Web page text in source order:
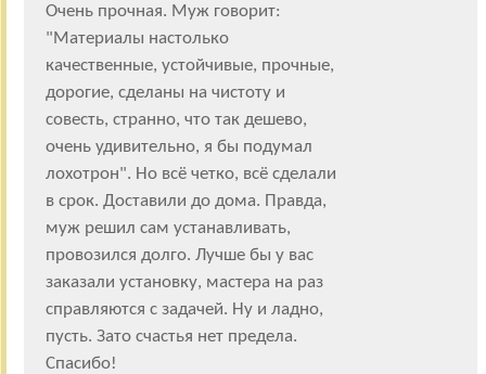
Очень прочная. Муж говорит:
"Материалы настолько
качественные, устойчивые, прочные,
дорогие, сделаны на чистоту и
совесть, странно, что так дешево,
очень удивительно, я бы подумал
лохотрон". Но всё четко, всё сделали
в срок. Доставили до дома. Правда,
муж решил сам устанавливать,
провозился долго. Лучше бы у вас
заказали установку, мастера на раз
справляются с задачей. Ну и ладно,
пусть. Зато счастья нет предела.
Спасибо!